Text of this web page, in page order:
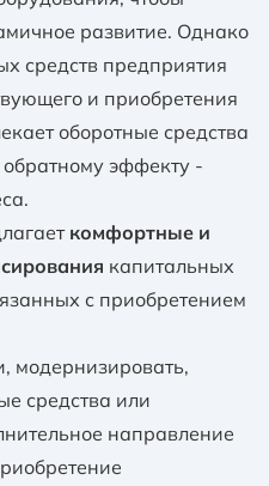
развитие. Однако
средств предприятия
и приобретения
оборотные средства
обратному эффекту -
комфортные и
капитальных
с приобретением
модернизировать,
средства или
направление